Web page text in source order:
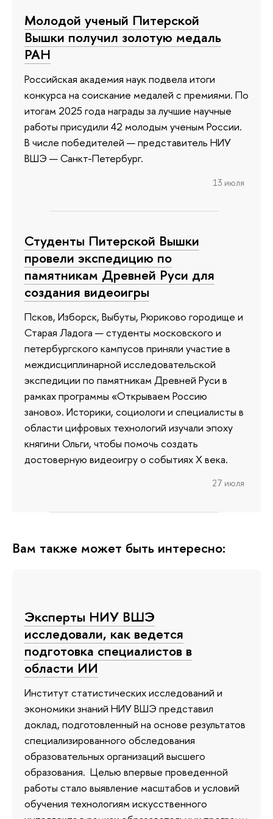
Молодой ученый Питерской
Вышки получил золотую медаль
РАН
Российская академия наук подвела итоги
конкурса на соискание медалей с премиями. По
итогам 2025 года награды за лучшие научные
работы присудили 42 молодым ученым России.
В числе победителей — представитель НИУ
ВШЭ — Санкт-Петербург.
13 июля
Студенты Питерской Вышки
провели экспедицию по
памятникам Древней Руси для
создания видеоигры
Псков, Изборск, Выбуты, Рюриково городище и
Старая Ладога — студенты московского и
петербургского кампусов приняли участие в
междисциплинарной исследовательской
экспедиции по памятникам Древней Руси в
рамках программы «Открываем Россию
заново». Историки, социологи и специалисты в
области цифровых технологий изучали эпоху
княгини Ольги, чтобы помочь создать
достоверную видеоигру о событиях X века.
27 июля
Вам также может быть интересно:
Эксперты НИУ ВШЭ
исследовали, как ведется
подготовка специалистов в
области ИИ
Институт статистических исследований и
экономики знаний НИУ ВШЭ представил
доклад, подготовленный на основе результатов
специализированного обследования
образовательных организаций высшего
образования. Целью впервые проведенной
работы стало выявление масштабов и условий
обучения технологиям искусственного